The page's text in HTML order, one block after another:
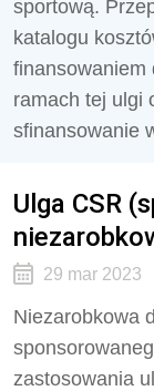
sportową.
katalogu
finansowaniem
ramach tej ulgi
sfinansowanie
Ulga CSR
29 mar 2023
Niezarobkowa
zastosowania